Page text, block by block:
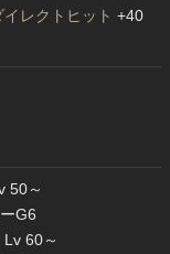
イレクトヒット +40
50～
G6
60～